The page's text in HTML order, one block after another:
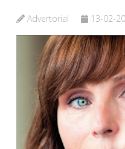
Advertorial 13-02-